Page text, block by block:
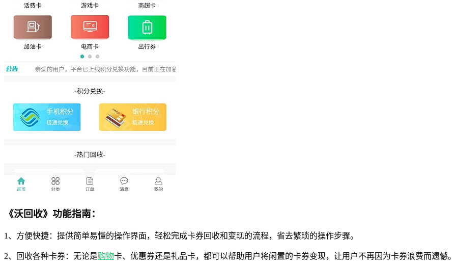
《沃回收》功能指南：
1、方便快捷：提供简单易懂的操作界面，轻松完成卡券回收和变现的流程，省去繁琐的操作步骤。
2、回收各种卡券：无论是购物卡、优惠券还是礼品卡，都可以帮助用户将闲置的卡券变现，让用户不再因为卡券浪费而遗憾。